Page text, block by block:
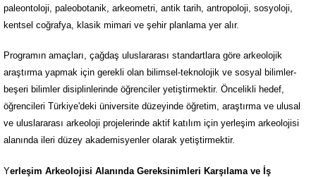
paleontoloji, paleobotanik, arkeometri, antik tarih, antropoloji, sosyoloji,
kentsel coğrafya, klasik mimari ve şehir planlama yer alır.
Programın amaçları, çağdaş uluslararası standartlara göre arkeolojik
araştırma yapmak için gerekli olan bilimsel-teknolojik ve sosyal bilimler-
beşeri bilimler disiplinlerinde öğrenciler yetiştirmektir. Öncelikli hedef,
öğrencileri Türkiye'deki üniversite düzeyinde öğretim, araştırma ve ulusal
ve uluslararası arkeoloji projelerinde aktif katılım için yerleşim arkeolojisi
alanında ileri düzey akademisyenler olarak yetiştirmektir.
Yerleşim Arkeolojisi Alanında Gereksinimleri Karşılama ve İş